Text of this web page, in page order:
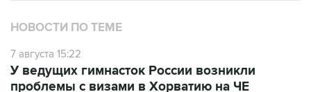
7 августа 15:22
проблемы с визами в Хорватию на ЧЕ